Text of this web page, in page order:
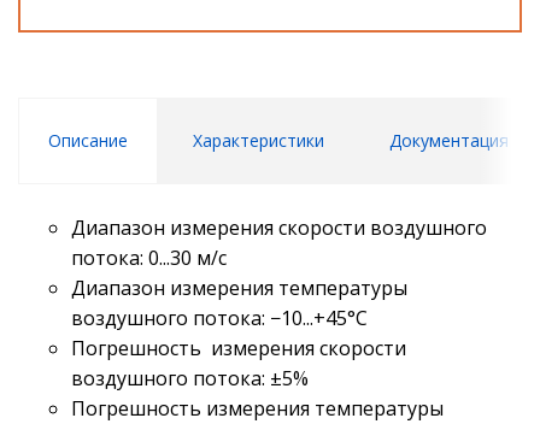
Описание Характеристики Документация
Диапазон измерения скорости воздушного
потока: 0...30 м/с
Диапазон измерения температуры
воздушного потока: −10...+45°С
Погрешность измерения скорости
воздушного потока: ±5%
Погрешность измерения температуры